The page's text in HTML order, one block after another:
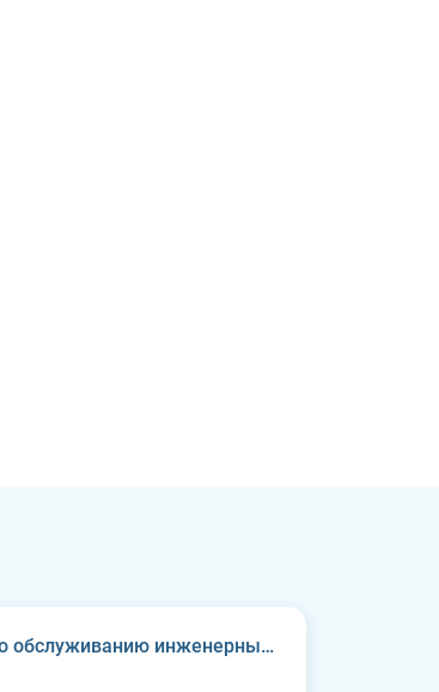
Техник по обслуживанию инженерных систем